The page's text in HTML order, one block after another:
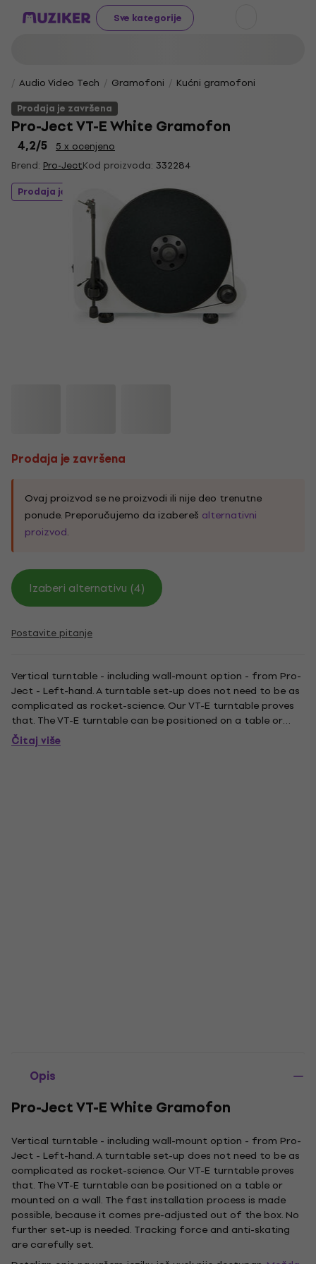
Sve kategorije
Audio Video Tech Gramofoni
Kućni gramofoni
Prodaja je završena
Pro-Ject VT-E White Gramofon
4,2/5
5 x ocenjeno
Brend: Pro-JectKod proizvoda: 332284
Prodaja je završena
Prodaja je završena
Ovaj proizvod se ne proizvodi ili nije deo trenutne
ponude. Preporučujemo da izabereš alternativni
proizvod.
Izaberi alternativu (4)
Postavite pitanje
Vertical turntable - including wall-mount option - from Pro-
Ject - Left-hand. A turntable set-up does not need to be as
complicated as rocket-science. Our VT-E turntable proves
that. The VT-E turntable can be positioned on a table or
mounted on a wall. The fast installation process is made
possible, because it comes pre-adjusted out of the box....
Čitaj više
Opis
Pro-Ject VT-E White Gramofon
Vertical turntable - including wall-mount option - from Pro-
Ject - Left-hand. A turntable set-up does not need to be as
complicated as rocket-science. Our VT-E turntable proves
that. The VT-E turntable can be positioned on a table or
mounted on a wall. The fast installation process is made
possible, because it comes pre-adjusted out of the box. No
further set-up is needed. Tracking force and anti-skating
are carefully set.